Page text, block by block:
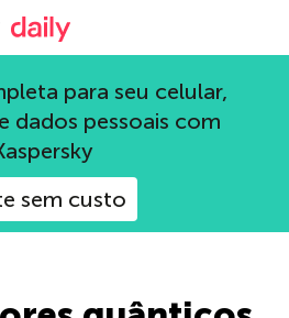
Blog oficial da Kaspersky
para seu celular,
dados pessoais com
sem custo